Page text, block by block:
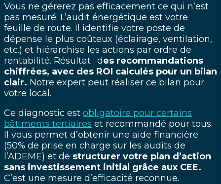
Vous ne gérerez pas efficacement ce qui n’est
pas mesuré. L’audit énergétique est votre
feuille de route. Il identifie votre poste de
dépense le plus coûteux (éclairage, ventilation,
etc.) et hiérarchise les actions par ordre de
rentabilité. Résultat : des recommandations
chiffrées, avec des ROI calculés pour un bilan
clair. Notre expert peut réaliser ce bilan pour
votre local.
Ce diagnostic est obligatoire pour certains
bâtiments tertiaires et recommandé pour tous.
Il vous permet d’obtenir une aide financière
(50% de prise en charge sur les audits de
l’ADEME) et de structurer votre plan d’action
sans investissement initial grâce aux CEE.
C’est une mesure d’efficacité reconnue.